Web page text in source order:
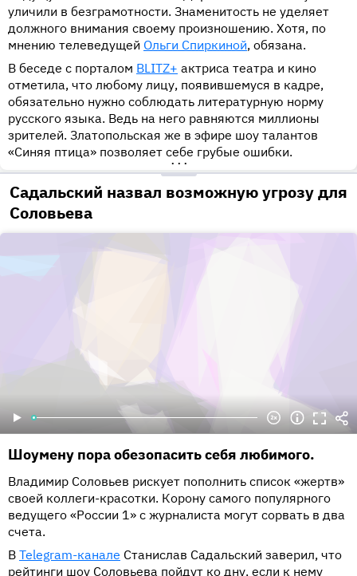
уличили в безграмотности. Знаменитость не уделяет
должного внимания своему произношению. Хотя, по
мнению телеведущей Ольги Спиркиной, обязана.
В беседе с порталом BLITZ+ актриса театра и кино
отметила, что любому лицу, появившемуся в кадре,
обязательно нужно соблюдать литературную норму
русского языка. Ведь на него равняются миллионы
зрителей. Златопольская же в эфире шоу талантов
«Синяя птица» позволяет себе грубые ошибки.
•••
Садальский назвал возможную угрозу для
Соловьева
Шоумену пора обезопасить себя любимого.
Владимир Соловьев рискует пополнить список «жертв»
своей коллеги-красотки. Корону самого популярного
ведущего «России 1» с журналиста могут сорвать в два
счета.
В Telegram-канале Станислав Садальский заверил, что
рейтинги шоу Соловьева пойдут ко дну, если к нему